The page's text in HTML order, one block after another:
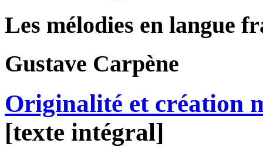
Les mélodies en langue
Gustave Carpène
Originalité et création
[texte intégral]